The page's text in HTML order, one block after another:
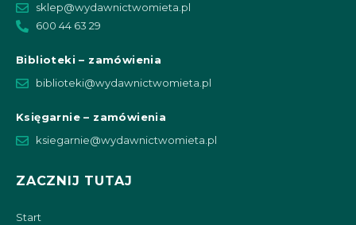
sklep@wydawnictwomieta.pl
600 44 63 29
Biblioteki – zamówienia
biblioteki@wydawnictwomieta.pl
Księgarnie – zamówienia
ksiegarnie@wydawnictwomieta.pl
ZACZNIJ TUTAJ
Start